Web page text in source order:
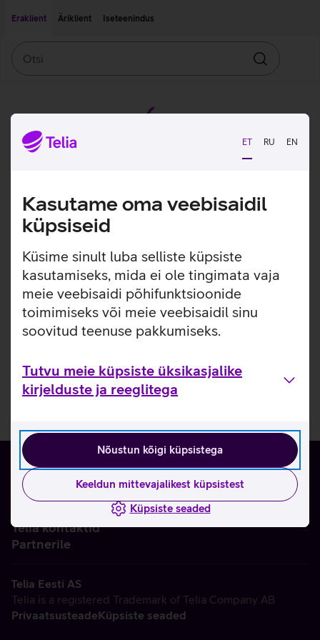
ET RU EN
Kasutame oma veebisaidil
küpsiseid
Küsime sinult luba selliste küpsiste
kasutamiseks, mida ei ole tingimata vaja
meie veebisaidi põhifunktsioonide
toimimiseks või meie veebisaidil sinu
soovitud teenuse pakkumiseks.
Tutvu meie küpsiste üksikasjalike
kirjelduste ja reeglitega
Nõustun kõigi küpsistega
Keeldun mittevajalikest küpsistest
Küpsiste seaded
Eraklient
Äriklient Iseteenindus
Otsin
Telia kontaktid
Partnerile
Telia Eesti AS
Telia is a registered Trademark of Telia Company AB
PrivaatsusteadeKüpsiste seaded